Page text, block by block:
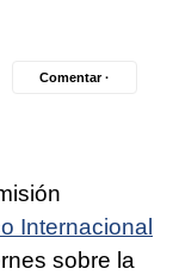
Comentar ·
Internacional
sobre la